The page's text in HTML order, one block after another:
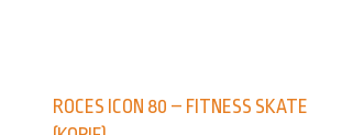
ROCES ICON 80 – FITNESS SKATE